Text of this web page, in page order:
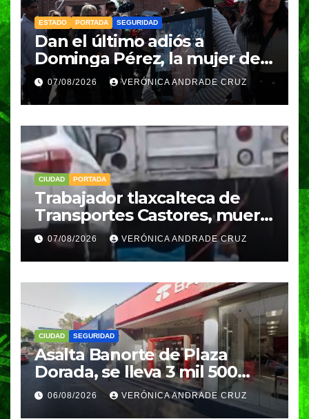
ESTADO PORTADA SEGURIDAD
Dan el último adiós a
Dominga Pérez, la mujer de
83 años asesinada durante
un asalto en Amozoc
07/08/2026 VERÓNICA ANDRADE CRUZ
CIUDAD PORTADA
Trabajador tlaxcalteca de
Transportes Castores, muere
aplastado por azulejos en
Puebla
07/08/2026 VERÓNICA ANDRADE CRUZ
CIUDAD SEGURIDAD
Asalta Banorte de Plaza
Dorada, se lleva 3 mil 500
pesos
06/08/2026 VERÓNICA ANDRADE CRUZ